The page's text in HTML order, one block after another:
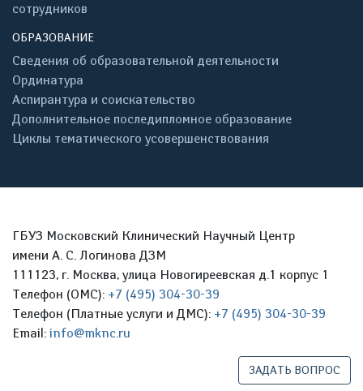
сотрудников
ОБРАЗОВАНИЕ
Сведения об образовательной деятельности
Ординатура
Аспирантура и соискательство
Дополнительное последипломное образование
Циклы тематического усовершенствования
ГБУЗ Московский Клинический Научный Центр
имени А. С. Логинова ДЗМ
111123, г. Москва, улица Новогиреевская д.1 корпус 1
Телефон (ОМС): +7 (495) 304-30-39
Телефон (Платные услуги и ДМС): +7 (495) 304-30-39
Email: info@mknc.ru
ЗАДАТЬ ВОПРОС